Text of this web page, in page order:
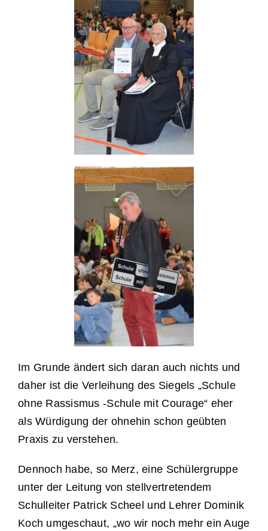
Im Grunde ändert sich daran auch nichts und
daher ist die Verleihung des Siegels „Schule
ohne Rassismus -Schule mit Courage“ eher
als Würdigung der ohnehin schon geübten
Praxis zu verstehen.
Dennoch habe, so Merz, eine Schülergruppe
unter der Leitung von stellvertretendem
Schulleiter Patrick Scheel und Lehrer Dominik
Koch umgeschaut, „wo wir noch mehr ein Auge